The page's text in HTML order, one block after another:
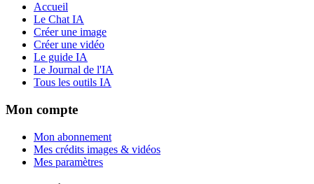
Accueil
Le Chat IA
Créer une image
Créer une vidéo
Le guide IA
Le Journal de l'IA
Tous les outils IA
Mon compte
Mon abonnement
Mes crédits images & vidéos
Mes paramètres